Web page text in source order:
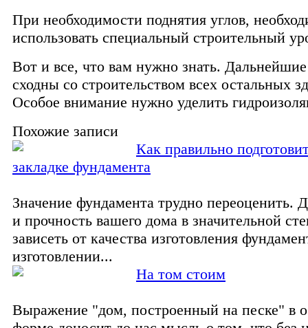
При необходимости поднятия углов,
использовать специальный строительный
Вот и все, что вам нужно знать.
сходны со строительством всех остальных
Особое внимание нужно уделить
Похожие записи
Как правильно
закладке фундамента
Значение фундамента трудно переоценить.
и прочность вашего дома в значительной
зависеть от качества изготовления
изготовлении...
На том стоим
Выражение "дом, построенный на песке" в